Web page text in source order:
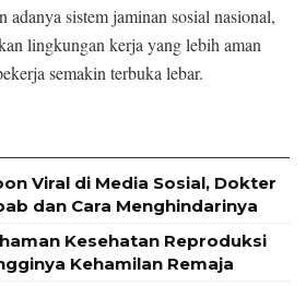
adanya sistem jaminan sosial nasional,
lingkungan kerja yang lebih aman
semakin terbuka lebar.
Viral di Media Sosial, Dokter
dan Cara Menghindarinya
Kesehatan Reproduksi
Kehamilan Remaja